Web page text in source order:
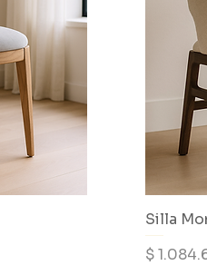
Silla
Precio
$